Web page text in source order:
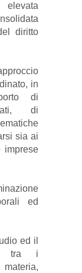
diritto
in
di
di
sia ai
imprese
ed
ed il
tra i